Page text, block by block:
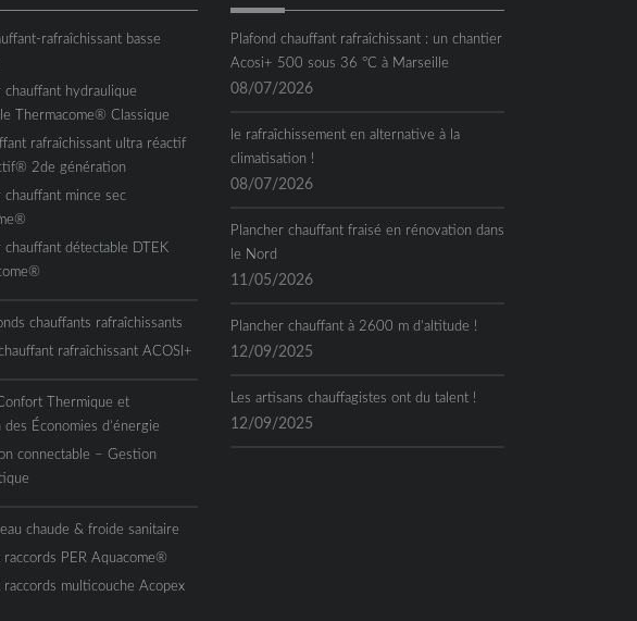
rafraîchissant basse
chauffant hydraulique
Thermacome® Classique
rafraîchissant ultra réactif
2de génération
chauffant mince sec
chauffant détectable DTEK
chauffants rafraîchissants
rafraîchissant ACOSI+
Thermique et
Économies d’énergie
connectable – Gestion
chaude & froide sanitaire
raccords PER Aquacome®
raccords multicouche Acopex
Plafond chauffant rafraîchissant : un chantier
Acosi+ 500 sous 36 °C à Marseille
08/07/2026
le rafraîchissement en alternative à la
climatisation !
08/07/2026
Plancher chauffant fraisé en rénovation dans
le Nord
11/05/2026
Plancher chauffant à 2600 m d’altitude !
12/09/2025
Les artisans chauffagistes ont du talent !
12/09/2025